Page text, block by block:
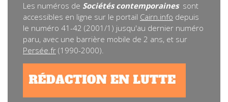
Les numéros de Sociétés contemporaines sont
accessibles en ligne sur le portail Cairn.info depuis
le numéro 41-42 (2001/1) jusqu'au dernier numéro
paru, avec une barrière mobile de 2 ans, et sur
Persée.fr (1990-2000).